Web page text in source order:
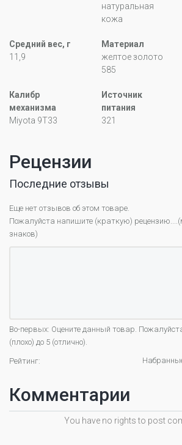
натуральная
кожа
Средний вес, г
11,9
Материал
желтое золото
585
Калибр
механизма
Miyota 9T33
Источник
питания
321
Рецензии
Последние отзывы
Еще нет отзывов об этом товаре.
Пожалуйста напишите (краткую)
знаков)
Во-первых: Оцените данный товар.
(плохо) до 5 (отлично).
Рейтинг:
Комментарии
You have no rights to post